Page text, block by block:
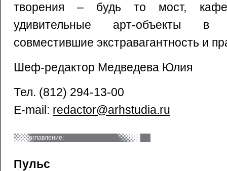
творения – будь то мост,
удивительные арт-объекты в
совместившие экстравагантность и
Шеф-редактор Медведева Юлия
Тел. (812) 294-13-00
E-mail: redactor@arhstudia.ru
оглавление:
Пульс